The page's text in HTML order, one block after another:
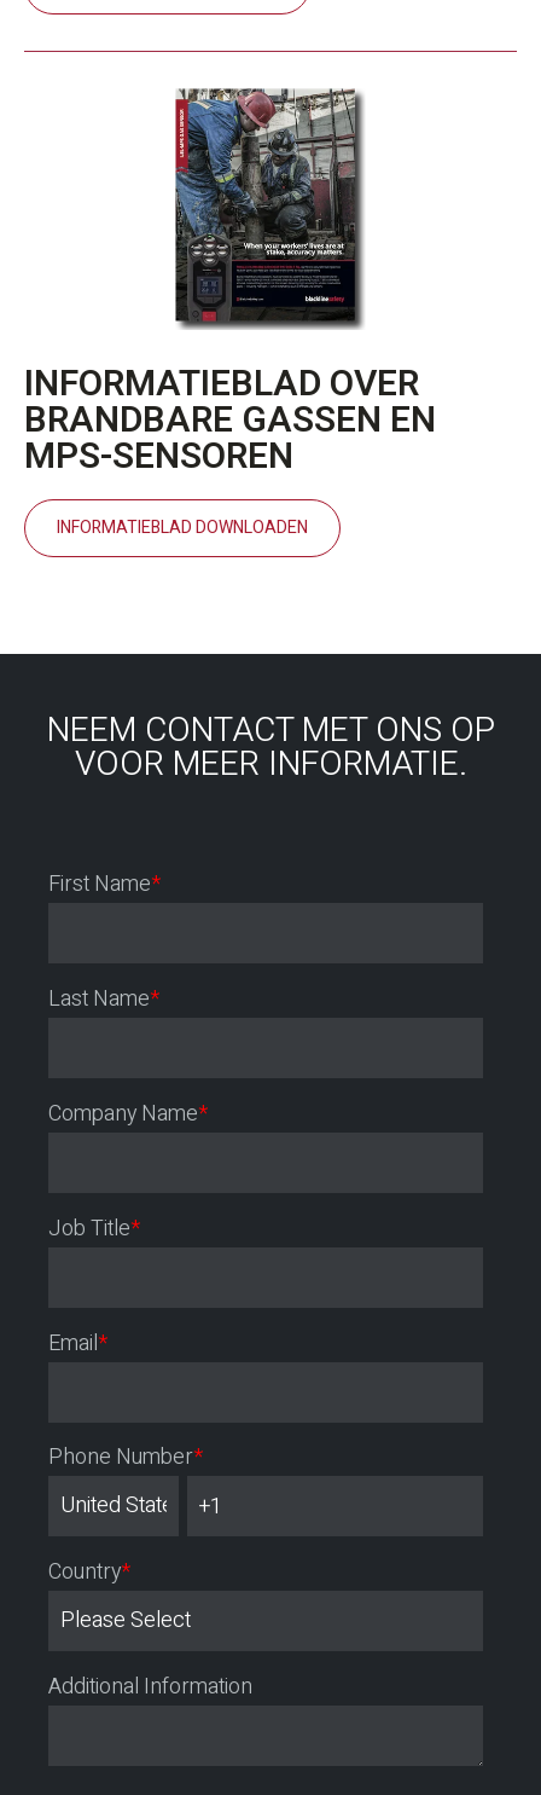
INFORMATIEBLAD OVER
BRANDBARE GASSEN EN
MPS-SENSOREN
INFORMATIEBLAD DOWNLOADEN
NEEM CONTACT MET ONS OP
VOOR MEER INFORMATIE.
First Name*
Last Name*
Company Name*
Job Title*
Email*
Phone Number*
Country*
Additional Information